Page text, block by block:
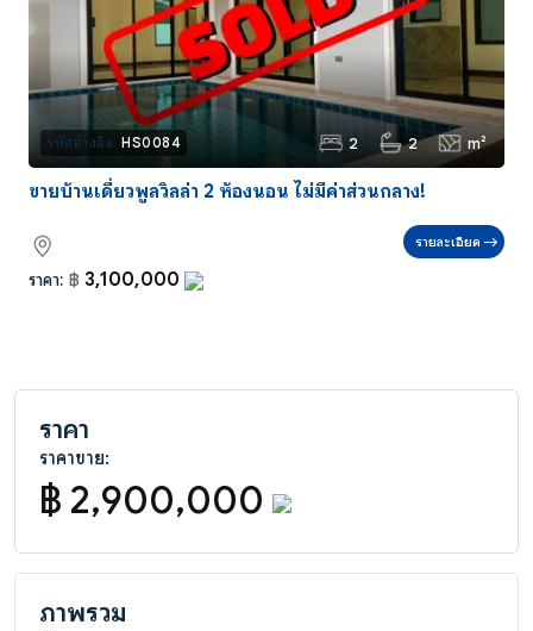
รหัสอ้างอิง: HS0084 2 2 m²
ขายบ้านเดี่ยวพูลวิลล่า 2 ห้องนอน ไม่มีค่าส่วนกลาง!
ราคา: ฿ 3,100,000
รายละเอียด
ราคา
ราคาขาย:
฿ 2,900,000
ภาพรวม